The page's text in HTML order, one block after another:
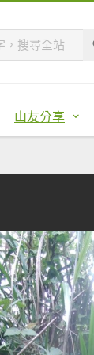
山友分享